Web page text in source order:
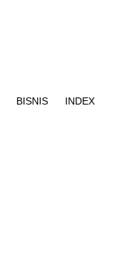
BISNIS INDEX